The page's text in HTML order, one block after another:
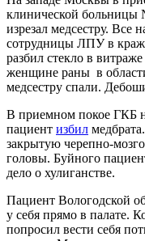
клинической
изрезал медсестру. Все
сотрудницы ЛПУ в
разбил стекло в
женщине раны в
медсестру спали.
В приемном покое ГКБ
пациент избил
закрытую черепно-
головы. Буйного
дело о хулиганстве.
Пациент Вологодской
у себя прямо в палате.
попросил вести себя